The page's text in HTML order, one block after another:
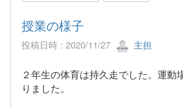
授業の様子
投稿日時 : 2020/11/27 主担
２年生の体育は持久走でした。運動
りました。